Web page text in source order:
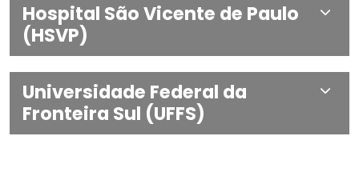
Hospital São Vicente de Paulo
(HSVP)
Universidade Federal da
Fronteira Sul (UFFS)